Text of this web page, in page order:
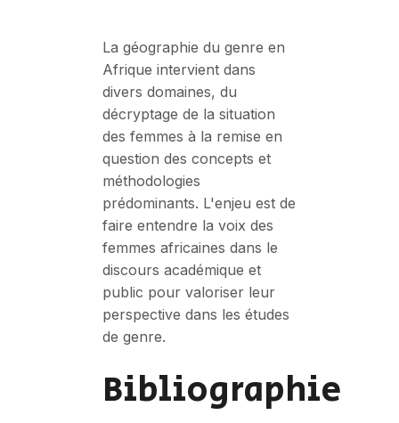
La géographie du genre en
Afrique intervient dans
divers domaines, du
décryptage de la situation
des femmes à la remise en
question des concepts et
méthodologies
prédominants. L'enjeu est de
faire entendre la voix des
femmes africaines dans le
discours académique et
public pour valoriser leur
perspective dans les études
de genre.
Bibliographie